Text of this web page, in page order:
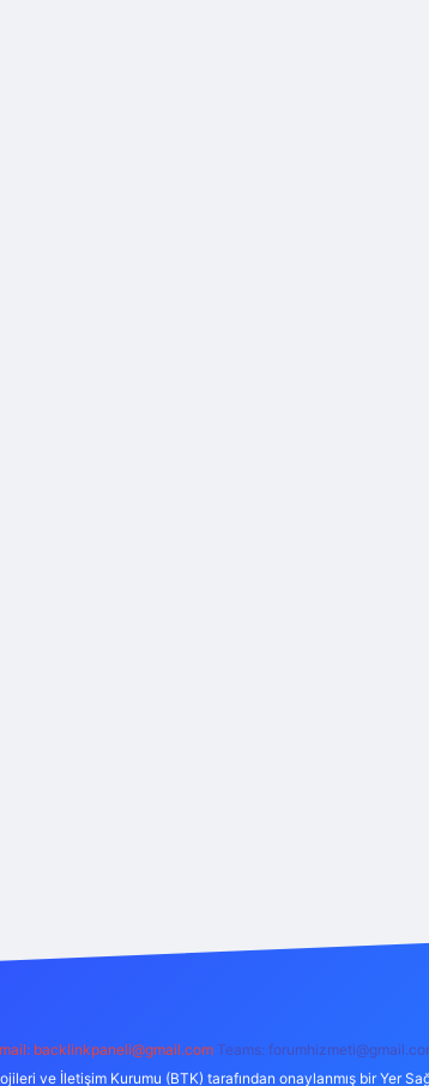
backlinkpaneli@gmail.com Teams:
ve İletişim Kurumu (BTK) tarafından onaylanmış bir Yer